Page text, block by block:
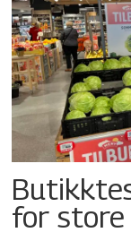
for store